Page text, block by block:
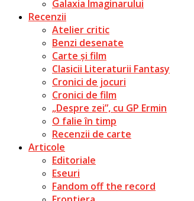
Galaxia Imaginarului
Recenzii
Atelier critic
Benzi desenate
Carte și film
Clasicii Literaturii Fantasy
Cronici de jocuri
Cronici de film
„Despre zei”, cu GP Ermin
O falie în timp
Recenzii de carte
Articole
Editoriale
Eseuri
Fandom off the record